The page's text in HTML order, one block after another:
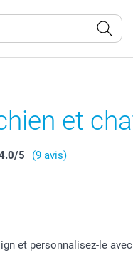
et
/5 (9 avis)
et personnalisez-le